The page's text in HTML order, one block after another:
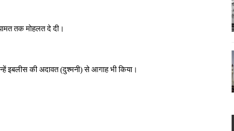
तक मोहलत दे दी।
की अदावत (दुश्मनी) से आगाह भी किया।